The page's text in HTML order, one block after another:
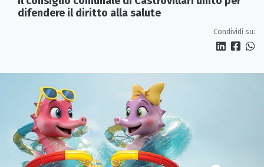
difendere il diritto alla salute
Condividi su: